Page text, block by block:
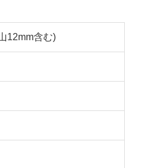
12mm含む)